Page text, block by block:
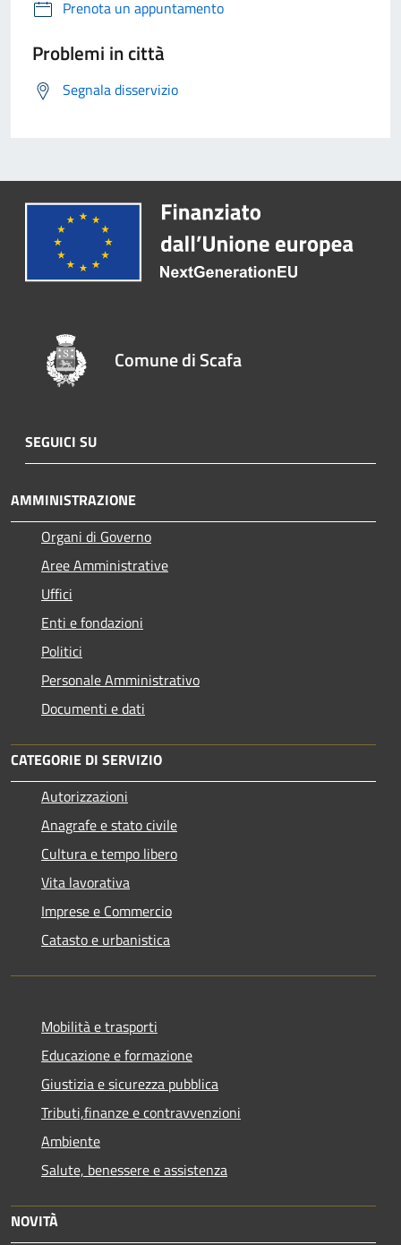
Prenota un appuntamento
Problemi in città
Segnala disservizio
Comune di Scafa
SEGUICI SU
AMMINISTRAZIONE
Organi di Governo
Aree Amministrative
Uffici
Enti e fondazioni
Politici
Personale Amministrativo
Documenti e dati
CATEGORIE DI SERVIZIO
Autorizzazioni
Anagrafe e stato civile
Cultura e tempo libero
Vita lavorativa
Imprese e Commercio
Catasto e urbanistica
Mobilità e trasporti
Educazione e formazione
Giustizia e sicurezza pubblica
Tributi,finanze e contravvenzioni
Ambiente
Salute, benessere e assistenza
NOVITÀ